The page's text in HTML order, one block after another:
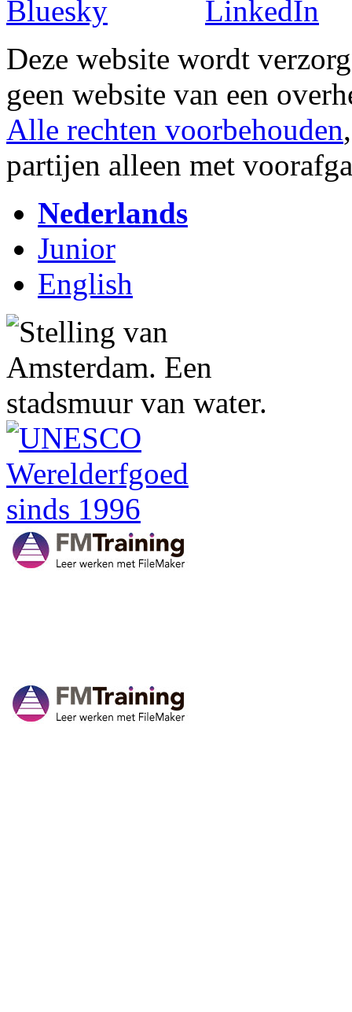
Deze website wordt
geen website van een
Alle rechten voorbehouden
partijen alleen met
Nederlands
Junior
English